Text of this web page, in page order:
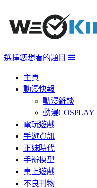
選擇您想看的題目
主頁
動漫快報
動漫雜談
動漫COSPLAY
電玩遊戲
手遊資訊
正妹時代
手辦模型
桌上遊戲
不良刊物